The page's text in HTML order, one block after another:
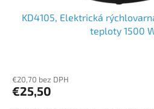
KD4105, Elektrická
teploty 1500
€20,70 bez DPH
€25,50